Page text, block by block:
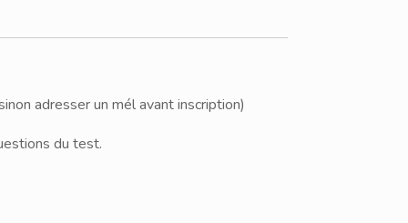
adresser un mél avant inscription)
du test.